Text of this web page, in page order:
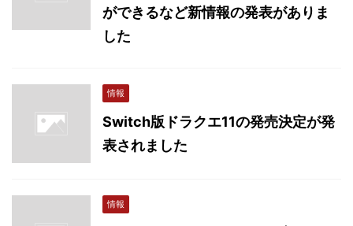
ができるなど新情報の発表がありま
した
情報
Switch版ドラクエ11の発売決定が発
表されました
情報